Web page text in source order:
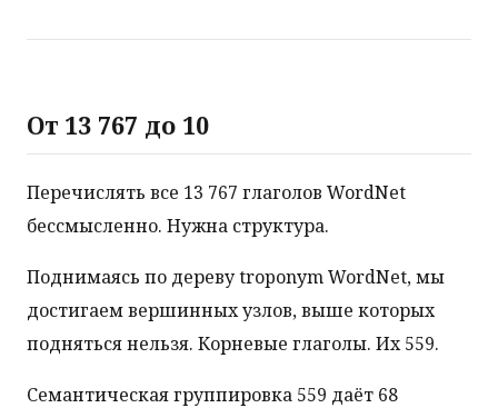
От 13 767 до 10
Перечислять все 13 767 глаголов WordNet
бессмысленно. Нужна структура.
Поднимаясь по дереву troponym WordNet, мы
достигаем вершинных узлов, выше которых
подняться нельзя. Корневые глаголы. Их 559.
Семантическая группировка 559 даёт 68